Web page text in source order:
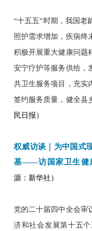
“十五五”时期，我国老
照护需求增加，疾病终
积极开展重大健康问题
安宁疗护等服务供给，
共卫生服务项目，充实
签约服务质量，健全县
民日报）
权威访谈｜为中国式
基——访国家卫生健
源：新华社）
党的二十届四中全会审
济和社会发展第十五